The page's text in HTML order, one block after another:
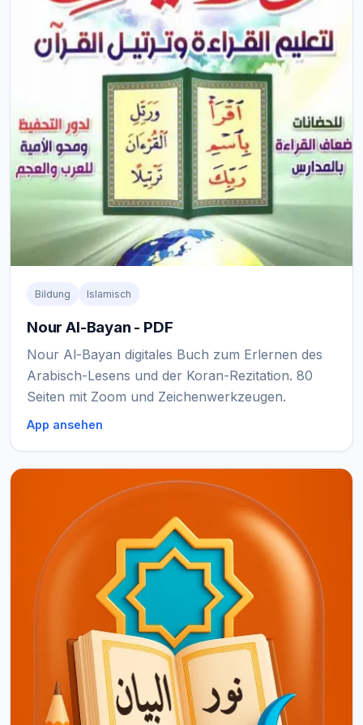
Bildung Islamisch
Nour Al-Bayan - PDF
Nour Al-Bayan digitales Buch zum Erlernen des
Arabisch-Lesens und der Koran-Rezitation. 80
Seiten mit Zoom und Zeichenwerkzeugen.
App ansehen